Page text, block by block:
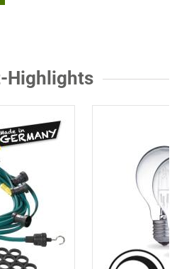
Highlights